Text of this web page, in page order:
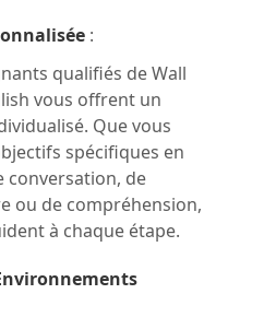
:
qualifiés de Wall
vous offrent un
Que vous
spécifiques en
conversation, de
ou de compréhension,
à chaque étape.